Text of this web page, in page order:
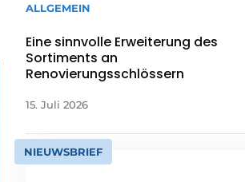
ALLGEMEIN
Eine sinnvolle Erweiterung des
Sortiments an
Renovierungsschlössern
15. Juli 2026
NIEUWSBRIEF